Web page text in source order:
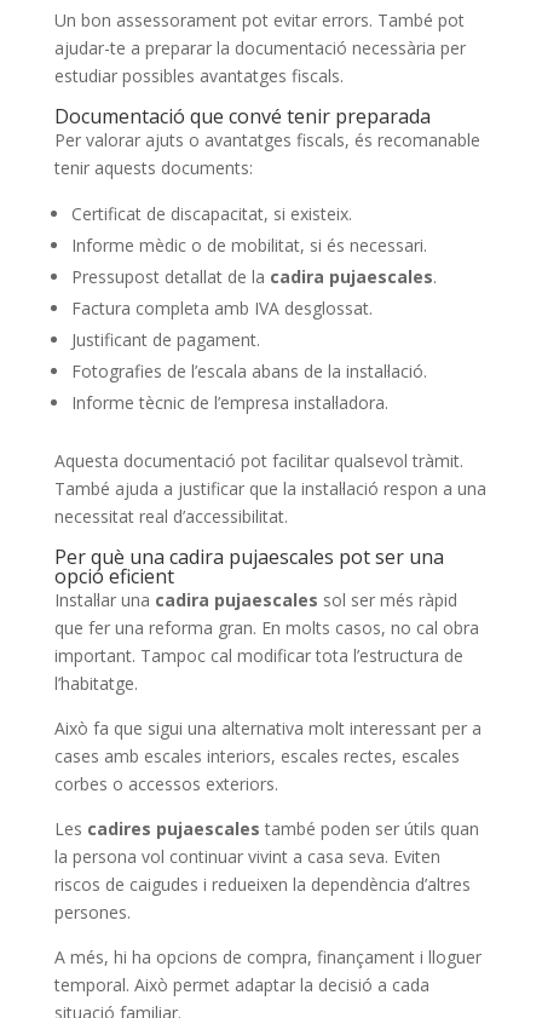
Un bon assessorament pot evitar errors. També pot
ajudar-te a preparar la documentació necessària per
estudiar possibles avantatges fiscals.
Documentació que convé tenir preparada
Per valorar ajuts o avantatges fiscals, és recomanable
tenir aquests documents:
Certificat de discapacitat, si existeix.
Informe mèdic o de mobilitat, si és necessari.
Pressupost detallat de la cadira pujaescales.
Factura completa amb IVA desglossat.
Justificant de pagament.
Fotografies de l’escala abans de la instal·lació.
Informe tècnic de l’empresa instal·ladora.
Aquesta documentació pot facilitar qualsevol tràmit.
També ajuda a justificar que la instal·lació respon a una
necessitat real d’accessibilitat.
Per què una cadira pujaescales pot ser una
opció eficient
Instal·lar una cadira pujaescales sol ser més ràpid
que fer una reforma gran. En molts casos, no cal obra
important. Tampoc cal modificar tota l’estructura de
l’habitatge.
Això fa que sigui una alternativa molt interessant per a
cases amb escales interiors, escales rectes, escales
corbes o accessos exteriors.
Les cadires pujaescales també poden ser útils quan
la persona vol continuar vivint a casa seva. Eviten
riscos de caigudes i redueixen la dependència d’altres
persones.
A més, hi ha opcions de compra, finançament i lloguer
temporal. Això permet adaptar la decisió a cada
situació familiar.